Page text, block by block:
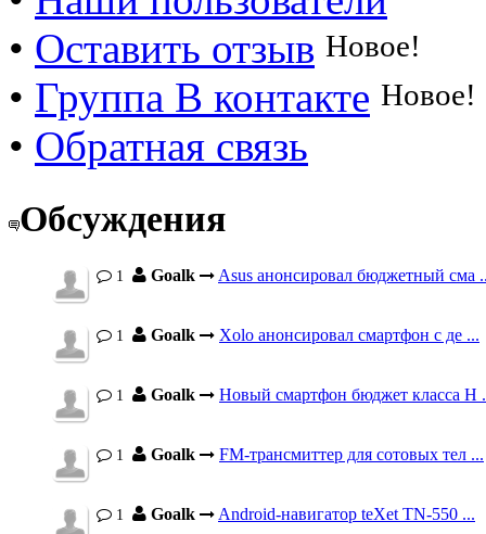
• Оставить отзыв Новое!
• Группа В контакте Новое!
• Обратная связь
Обсуждения
1 Goalk Asus анонсировал бюджетный сма
1 Goalk Xolo анонсировал смартфон с де ...
1 Goalk Новый смартфон бюджет класса H
1 Goalk FM-трансмиттер для сотовых тел ...
1 Goalk Android-навигатор teXet TN-550 ...